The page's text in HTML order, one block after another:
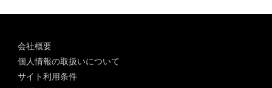
会社概要
個人情報の取扱いについて
サイト利用条件